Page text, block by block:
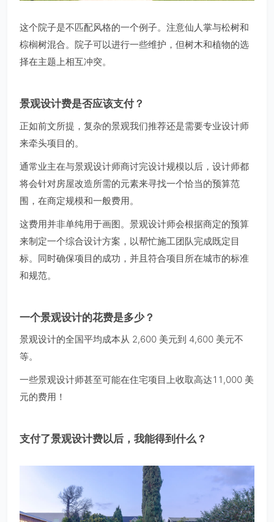
这个院子是不匹配风格的一个例子。注意仙人掌与松树和
棕榈树混合。院子可以进行一些维护，但树木和植物的选
择在主题上相互冲突。
景观设计费是否应该支付？
正如前文所提，复杂的景观我们推荐还是需要专业设计师
来牵头项目的。
通常业主在与景观设计师商讨完设计规模以后，设计师都
将会针对房屋改造所需的元素来寻找一个恰当的预算范
围，在商定规模和一般费用。
这费用并非单纯用于画图。景观设计师会根据商定的预算
来制定一个综合设计方案，以帮忙施工团队完成既定目
标。同时确保项目的成功，并且符合项目所在城市的标准
和规范。
一个景观设计的花费是多少？
景观设计的全国平均成本从 2,600 美元到 4,600 美元不
等。
一些景观设计师甚至可能在住宅项目上收取高达11,000 美
元的费用！
支付了景观设计费以后，我能得到什么？